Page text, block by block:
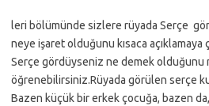
leri bölümünde sizlere rüyada Serçe
neye işaret olduğunu kısaca açıklamaya
Serçe gördüyseniz ne demek olduğunu
öğrenebilirsiniz.Rüyada görülen serçe
Bazen küçük bir erkek çocuğa, bazen